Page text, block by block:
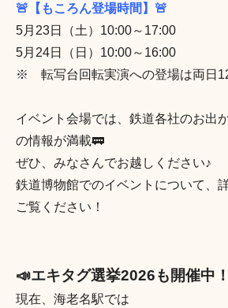
🚨【もころん登場時間】🚨
5月23日（土）10:00～17:00
5月24日（日）10:00～16:00
※ 転写台回転実演への登場は両日
イベント会場では、鉄道各社のお出
の情報が満載🚃
ぜひ、みなさんでお越しください♪
鉄道博物館でのイベントについて、
ご覧ください！
📣エキタグ選挙2026も開催中！
現在、海老名駅では